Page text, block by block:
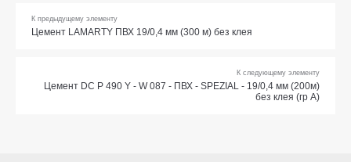
К предыдущему элементу
Цемент LAMARTY ПВХ 19/0,4 мм (300 м) без клея
К следующему элементу
Цемент DC P 490 Y - W 087 - ПВХ - SPEZIAL - 19/0,4 мм (200м)
без клея (гр А)